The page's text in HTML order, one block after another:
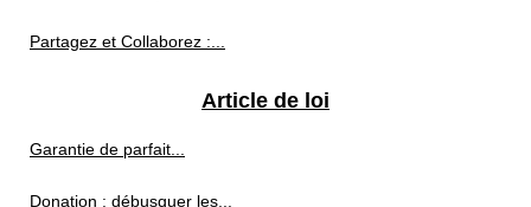
Partagez et Collaborez :...
Article de loi
Garantie de parfait...
Donation : débusquer les...